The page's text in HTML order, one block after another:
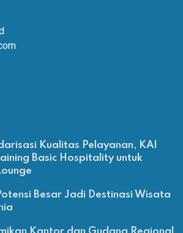
Kualitas Pelayanan, KAI
Basic Hospitality untuk
Besar Jadi Destinasi Wisata